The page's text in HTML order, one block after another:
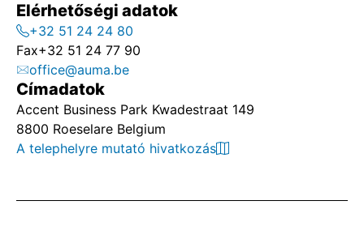
Elérhetőségi adatok
+32 51 24 24 80
Fax+32 51 24 77 90
office@auma.be
Címadatok
Accent Business Park Kwadestraat 149
8800 Roeselare Belgium
A telephelyre mutató hivatkozás